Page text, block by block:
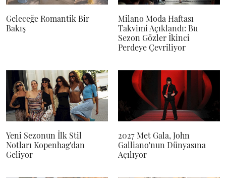
Geleceğe Romantik Bir
Bakış
Milano Moda Haftası
Takvimi Açıklandı: Bu
Sezon Gözler İkinci
Perdeye Çevriliyor
Yeni Sezonun İlk Stil
Notları Kopenhag'dan
Geliyor
2027 Met Gala, John
Galliano'nun Dünyasına
Açılıyor